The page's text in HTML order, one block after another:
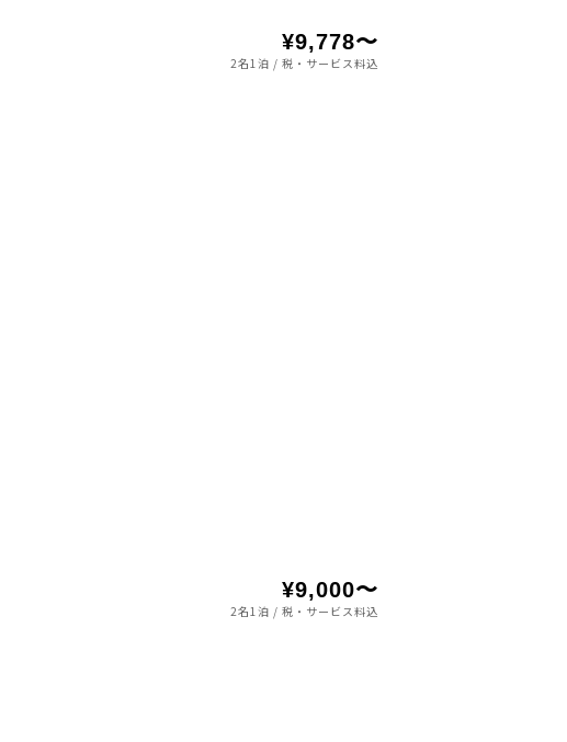
¥9,778〜
2名1泊 / 税・サービス料込
¥9,000〜
2名1泊 / 税・サービス料込